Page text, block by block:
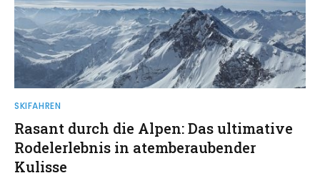
SKIFAHREN
Rasant durch die Alpen: Das ultimative
Rodelerlebnis in atemberaubender
Kulisse